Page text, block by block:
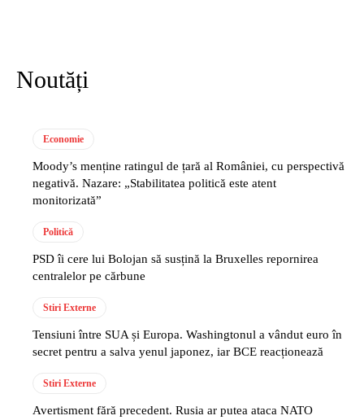
Noutăți
Economie
Moody’s menține ratingul de țară al României, cu perspectivă
negativă. Nazare: „Stabilitatea politică este atent
monitorizată”
Politică
PSD îi cere lui Bolojan să susțină la Bruxelles repornirea
centralelor pe cărbune
Stiri Externe
Tensiuni între SUA și Europa. Washingtonul a vândut euro în
secret pentru a salva yenul japonez, iar BCE reacționează
Stiri Externe
Avertisment fără precedent. Rusia ar putea ataca NATO